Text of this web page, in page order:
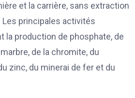
et la carrière, sans extraction
principales activités
la production de phosphate, de
marbre, de la chromite, du
zinc, du minerai de fer et du